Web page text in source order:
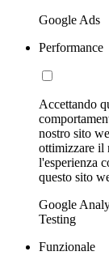
Google Ads
Performance
Accettando
nostro sito
ottimizzare il
l'esperienza
questo sito
Google
Testing
Funzionale